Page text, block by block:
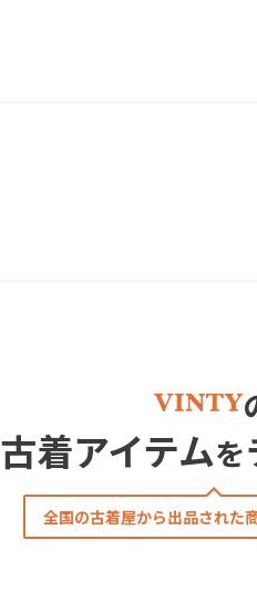
古着アイテムを
全国の古着屋から出品された